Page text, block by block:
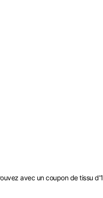
avec un coupon de tissu